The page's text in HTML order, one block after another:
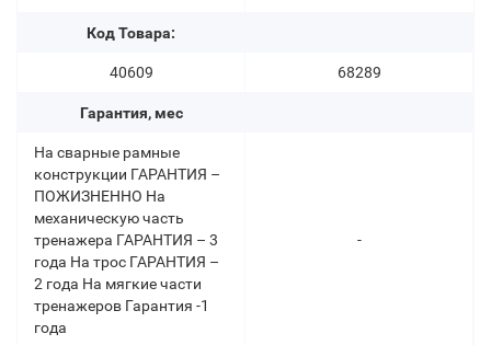
Код Товара:
40609
Гарантия, мес
На сварные рамные
конструкции ГАРАНТИЯ –
ПОЖИЗНЕННО На
механическую часть
тренажера ГАРАНТИЯ – 3
года На трос ГАРАНТИЯ –
2 года На мягкие части
тренажеров Гарантия -1
года
68289
-